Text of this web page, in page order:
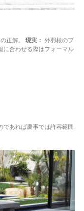
正解。 現実： 外羽根のプ
に合わせる際はフォーマル
であれば慶事では許容範囲